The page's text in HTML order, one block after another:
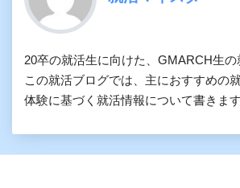
20卒の就活生に向けた、GMARCH生の
この就活ブログでは、主におすすめの
体験に基づく就活情報について書きます